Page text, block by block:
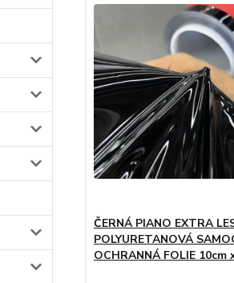
ČERNÁ PIANO EXTRA
POLYURETANOVÁ
OCHRANNÁ FOLIE 10cm